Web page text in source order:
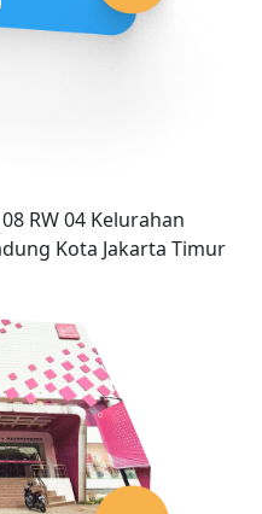
RW 04 Kelurahan
Kota Jakarta Timur